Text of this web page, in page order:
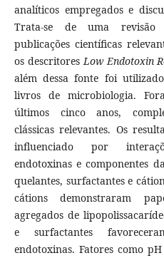
analíticos empregados e
Trata-se de uma revisão
publicações científicas
os descritores Low Endotoxin
além dessa fonte foi
livros de microbiologia.
últimos cinco anos,
clássicas relevantes. Os
influenciado por
endotoxinas e componentes
quelantes, surfactantes e
cátions demonstraram
agregados de
e surfactantes
endotoxinas. Fatores como